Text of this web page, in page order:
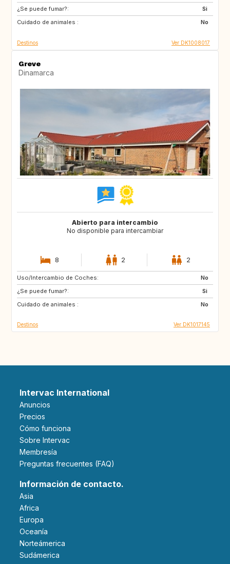
¿Se puede fumar?:
Si
Cuidado de animales :
No
PT
IT
Destinos Ver DK1008017
Greve
Dinamarca
Abierto para intercambio
No disponible para intercambiar
8 2 2
Uso/Intercambio de Coches:
No
¿Se puede fumar?:
Si
Cuidado de animales :
No
DK
FR
AT
Destinos Ver DK1017145
Intervac International
Anuncios
Precios
Cómo funciona
Sobre Intervac
Membresía
Preguntas frecuentes (FAQ)
Información de contacto.
Asia
Africa
Europa
Oceanía
Norteámerica
Sudámerica